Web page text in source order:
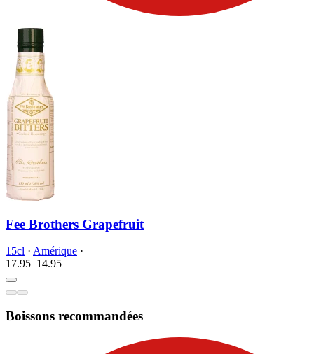
Fee Brothers Grapefruit
15cl · Amérique ·
17.95 14.95
Boissons recommandées